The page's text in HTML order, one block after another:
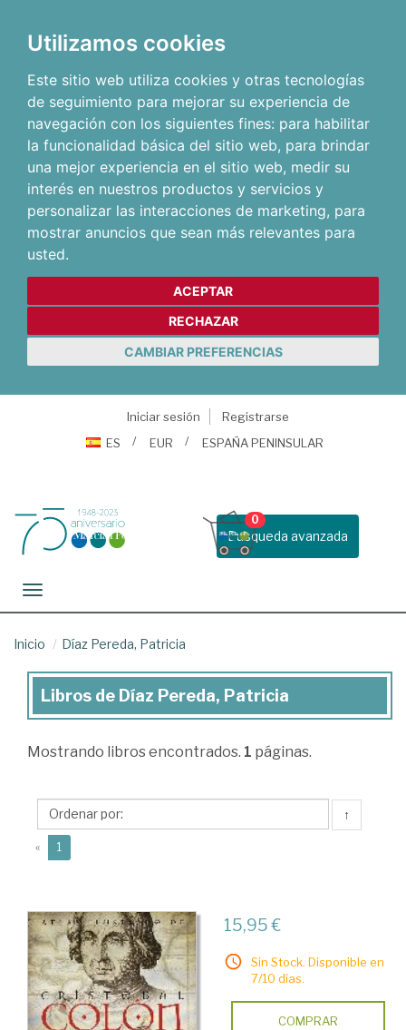
Utilizamos cookies
Este sitio web utiliza cookies y otras tecnologías
de seguimiento para mejorar su experiencia de
navegación con los siguientes fines: para habilitar
la funcionalidad básica del sitio web, para brindar
una mejor experiencia en el sitio web, medir su
interés en nuestros productos y servicios y
personalizar las interacciones de marketing, para
mostrar anuncios que sean más relevantes para
usted.
ACEPTAR
RECHAZAR
CAMBIAR PREFERENCIAS
Iniciar sesión
Registrarse
ES
EUR ESPAÑA PENINSULAR
Busqueda avanzada
0
Toggle navigation
Inicio Díaz Pereda, Patricia
Libros
Díaz
Patricia
Libros de Díaz Pereda, Patricia
Mostrando libros encontrados. 1 páginas.
↑
« 1
15,95 €
Sin Stock. Disponible en
7/10 días.
COMPRAR